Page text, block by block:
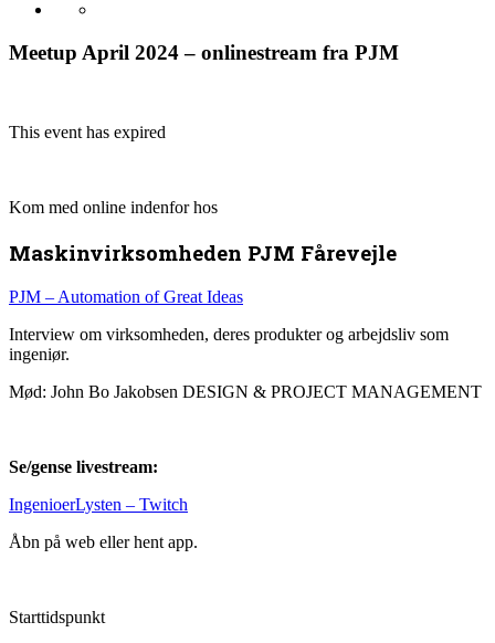
Meetup April 2024 – onlinestream fra PJM
This event has expired
Kom med online indenfor hos
Maskinvirksomheden PJM Fårevejle
PJM – Automation of Great Ideas
Interview om virksomheden, deres produkter og arbejdsliv som
ingeniør.
Mød: John Bo Jakobsen DESIGN & PROJECT MANAGEMENT
Se/gense livestream:
IngenioerLysten – Twitch
Åbn på web eller hent app.
Starttidspunkt